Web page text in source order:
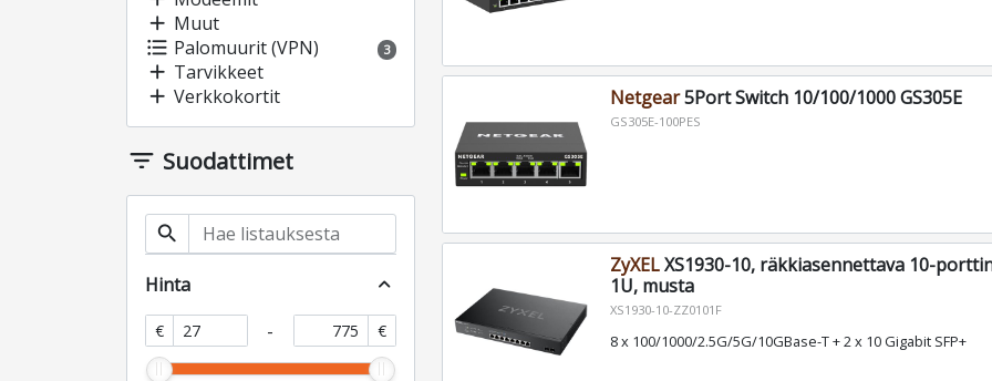
add Muut
format_list_bulleted Palomuurit (VPN) 3
add Tarvikkeet
add Verkkokortit
filter_list Suodattimet
search
Hinta expand_less
€ - €
Netgear5Port Switch 10/100/1000 GS305E
GS305E-100PES
ZyXELXS1930-10, räkkiasennettava 10-
1U, musta
XS1930-10-ZZ0101F
8 x 100/1000/2.5G/5G/10GBase-T + 2 x 10 Gigabit SFP+